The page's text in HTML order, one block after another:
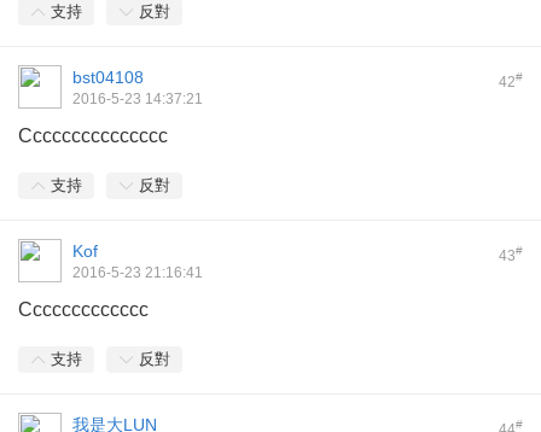
支持 反對
42#
bst04108
2016-5-23 14:37:21
Ccccccccccccccc
支持 反對
43#
Kof
2016-5-23 21:16:41
Ccccccccccccc
支持 反對
#
我是大LUN